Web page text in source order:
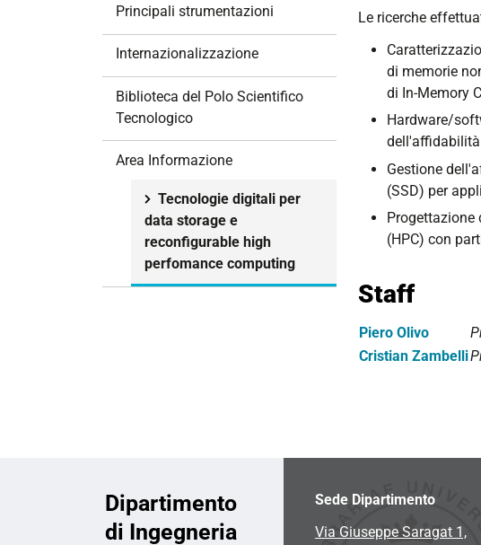
Le ricerche
di memorie
di In-Memory
Hardware/
Gestione
(SSD) per
Progettazione
(HPC) con
Staff
Piero Olivo
Cristian Zambelli
Principali strumentazioni
Internazionalizzazione
Biblioteca del Polo Scientifico
Tecnologico
Area Informazione
Tecnologie digitali per
data storage e
reconfigurable high
perfomance computing
Dipartimento
di Ingegneria
Sede Dipartimento
Via Giuseppe Saragat 1,